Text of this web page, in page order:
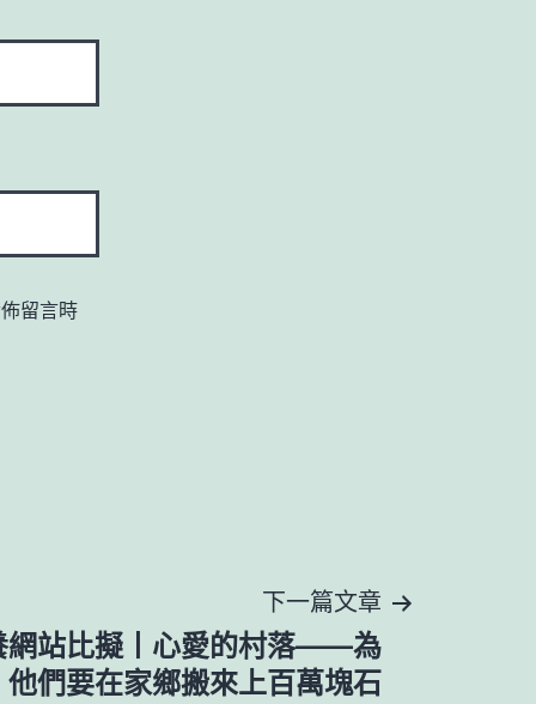
留言時
下一篇文章
網站比擬丨心愛的村落——為
們要在家鄉搬來上百萬塊石